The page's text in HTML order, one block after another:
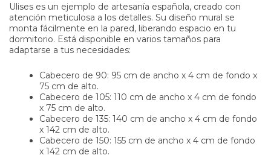
Ulises es un ejemplo de artesanía española, creado con
atención meticulosa a los detalles. Su diseño mural se
monta fácilmente en la pared, liberando espacio en tu
dormitorio. Está disponible en varios tamaños para
adaptarse a tus necesidades:
Cabecero de 90: 95 cm de ancho x 4 cm de fondo x
75 cm de alto.
Cabecero de 105: 110 cm de ancho x 4 cm de fondo
x 75 cm de alto.
Cabecero de 135: 140 cm de ancho x 4 cm de fondo
x 142 cm de alto.
Cabecero de 150: 155 cm de ancho x 4 cm de fondo
x 142 cm de alto.